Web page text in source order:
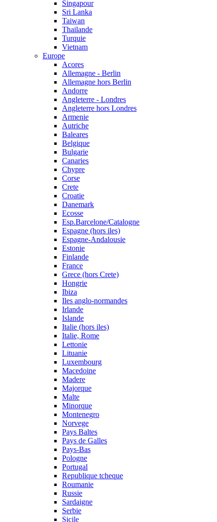
Singapour
Sri Lanka
Taiwan
Thailande
Turquie
Vietnam
Europe
Acores
Allemagne - Berlin
Allemagne hors Berlin
Andorre
Angleterre - Londres
Angleterre hors Londres
Armenie
Autriche
Baleares
Belgique
Bulgarie
Canaries
Chypre
Corse
Crete
Croatie
Danemark
Ecosse
Esp.Barcelone/Catalogne
Espagne (hors iles)
Espagne-Andalousie
Estonie
Finlande
France
Grece (hors Crete)
Hongrie
Ibiza
Iles anglo-normandes
Irlande
Islande
Italie (hors iles)
Italie, Rome
Lettonie
Lituanie
Luxembourg
Macedoine
Madere
Majorque
Malte
Minorque
Montenegro
Norvege
Pays Baltes
Pays de Galles
Pays-Bas
Pologne
Portugal
Republique tcheque
Roumanie
Russie
Sardaigne
Serbie
Sicile